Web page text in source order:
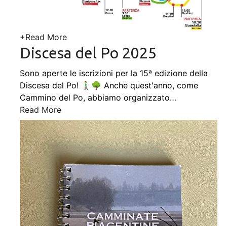
+Read More
Discesa del Po 2025
Sono aperte le iscrizioni per la 15ª edizione della
Discesa del Po! 🚶‍♂️🌳 Anche quest'anno, come
Cammino del Po, abbiamo organizzato…
Read More